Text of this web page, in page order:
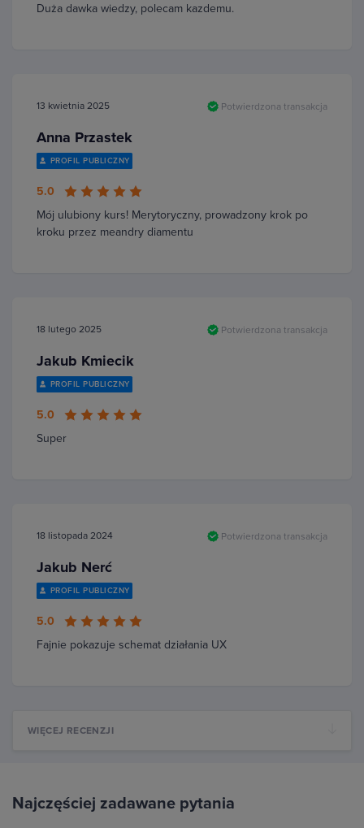
Duża dawka wiedzy, polecam kazdemu.
13 kwietnia 2025 Potwierdzona transakcja
Anna Przastek
PROFIL PUBLICZNY
5.0
Mój ulubiony kurs! Merytoryczny, prowadzony krok po
kroku przez meandry diamentu
18 lutego 2025 Potwierdzona transakcja
Jakub Kmiecik
PROFIL PUBLICZNY
5.0
Super
18 listopada 2024 Potwierdzona transakcja
Jakub Nerć
PROFIL PUBLICZNY
5.0
Fajnie pokazuje schemat działania UX
WIĘCEJ RECENZJI
Najczęściej zadawane pytania